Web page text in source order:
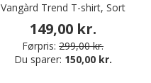
Vangàrd Trend T-shirt, Sort
149,00 kr.
Førpris: 299,00 kr.
Du sparer: 150,00 kr.